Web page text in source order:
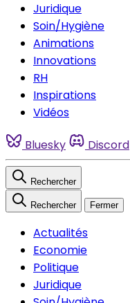
Juridique
Soin/Hygiène
Animations
Innovations
RH
Inspirations
Vidéos
Bluesky Discord
Rechercher
Rechercher Fermer
Actualités
Economie
Politique
Juridique